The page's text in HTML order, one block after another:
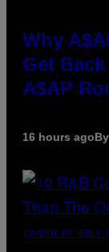
Why
Get
A$AP
16 hours agoBy
(PHOTO BY EBET